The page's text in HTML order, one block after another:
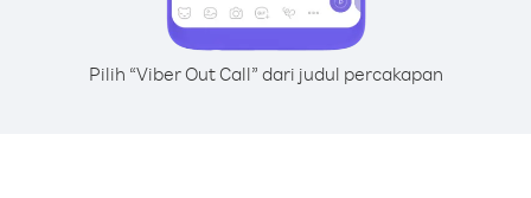
Pilih “Viber Out Call” dari judul percakapan